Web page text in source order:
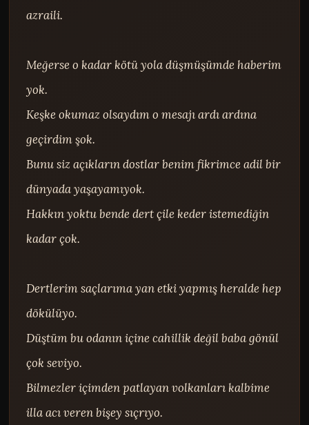
azraili.
Meğerse o kadar kötü yola düşmüşümde haberim
yok.
Keşke okumaz olsaydım o mesajı ardı ardına
geçirdim şok.
Bunu siz açıkların dostlar benim fikrimce adil bir
dünyada yaşayamıyok.
Hakkın yoktu bende dert çile keder istemediğin
kadar çok.
Dertlerim saçlarıma yan etki yapmış heralde hep
dökülüyo.
Düştüm bu odanın içine cahillik değil baba gönül
çok seviyo.
Bilmezler içimden patlayan volkanları kalbime
illa acı veren bişey sıçrıyo.